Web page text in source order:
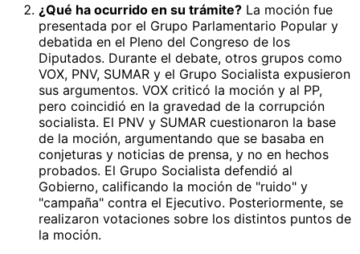
¿Qué ha ocurrido en su trámite? La moción fue
presentada por el Grupo Parlamentario Popular y
debatida en el Pleno del Congreso de los
Diputados. Durante el debate, otros grupos como
VOX, PNV, SUMAR y el Grupo Socialista expusieron
sus argumentos. VOX criticó la moción y al PP,
pero coincidió en la gravedad de la corrupción
socialista. El PNV y SUMAR cuestionaron la base
de la moción, argumentando que se basaba en
conjeturas y noticias de prensa, y no en hechos
probados. El Grupo Socialista defendió al
Gobierno, calificando la moción de "ruido" y
"campaña" contra el Ejecutivo. Posteriormente, se
realizaron votaciones sobre los distintos puntos de
la moción.